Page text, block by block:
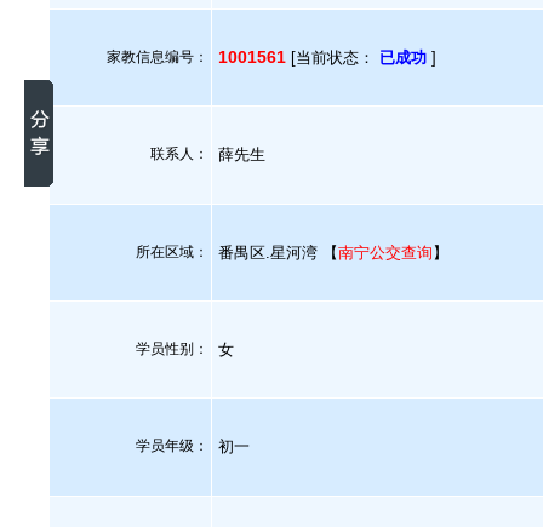
家教信息编号： 1001561 [当前状态： 已成功 ]
联系人： 薛先生
所在区域： 番禺区.星河湾 【南宁公交查询 】
学员性别： 女
学员年级： 初一